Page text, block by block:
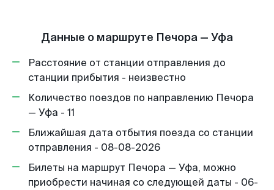
Данные о маршруте Печора — Уфа
Расстояние от станции отправления до
станции прибытия - неизвестно
Количество поездов по направлению Печора
— Уфа - 11
Ближайшая дата отбытия поезда со станции
отправления - 08-08-2026
Билеты на маршрут Печора — Уфа, можно
приобрести начиная со следующей даты - 06-